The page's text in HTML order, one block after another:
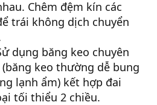
Chêm đệm kín các
trái không dịch chuyển
dụng băng keo chuyên
keo thường dễ bung
lạnh ẩm) kết hợp đai
tối thiểu 2 chiều.